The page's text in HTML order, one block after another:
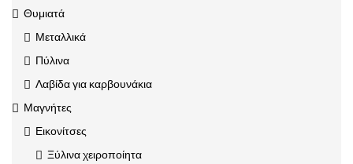
Θυμιατά
Μεταλλικά
Πύλινα
Λαβίδα για καρβουνάκια
Μαγνήτες
Εικονίτσες
Ξύλινα χειροποίητα